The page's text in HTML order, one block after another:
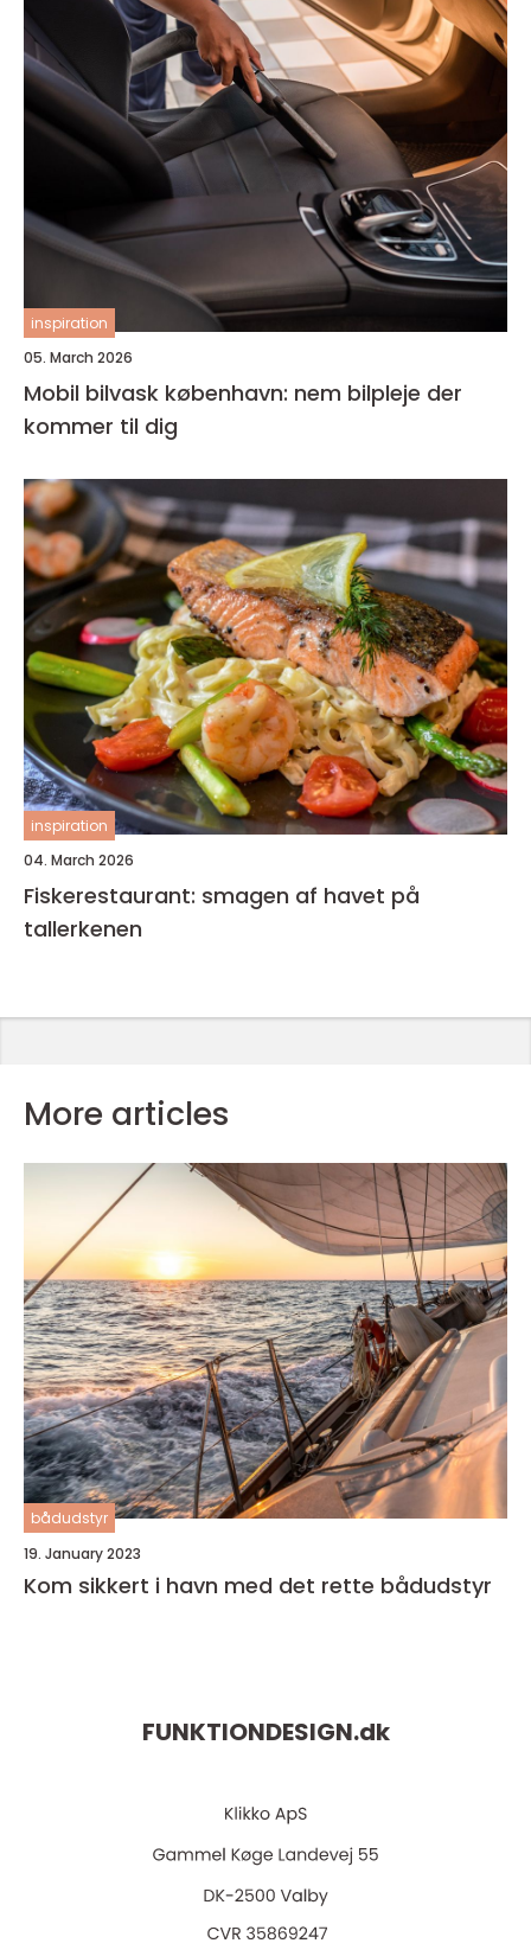
inspiration
05. March 2026
Mobil bilvask københavn: nem bilpleje der
kommer til dig
inspiration
04. March 2026
Fiskerestaurant: smagen af havet på
tallerkenen
More articles
bådudstyr
19. January 2023
Kom sikkert i havn med det rette bådudstyr
FUNKTIONDESIGN.dk